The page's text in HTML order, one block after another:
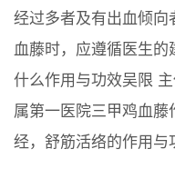
经过多者及有出血倾向
血藤时，应遵循医生
什么作用与功效吴限
属第一医院三甲鸡血藤
经，舒筋活络的作用与